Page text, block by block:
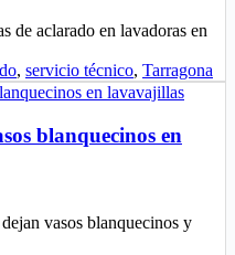
de aclarado en lavadoras en
, servicio técnico, Tarragona
blanquecinos en
vasos blanquecinos y